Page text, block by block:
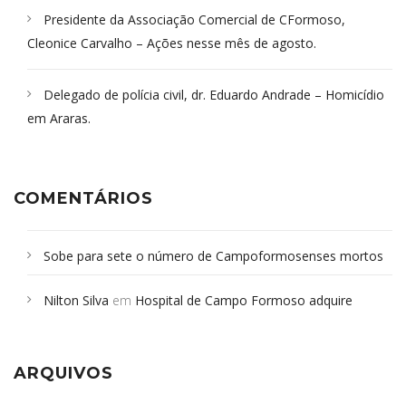
Presidente da Associação Comercial de CFormoso,
Cleonice Carvalho – Ações nesse mês de agosto.
Delegado de polícia civil, dr. Eduardo Andrade – Homicídio
em Araras.
COMENTÁRIOS
Sobe para sete o número de Campoformosenses mortos
Campoformosenses que morreram em desabamentos são
Nilton Silva em Hospital de Campo Formoso adquire
ARQUIVOS